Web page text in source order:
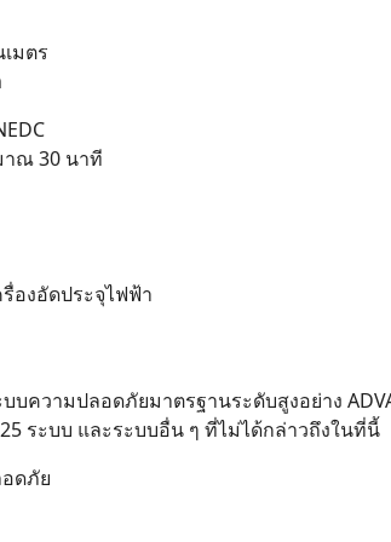
มตร
าณ 30 นาที
องอัดประจุไฟฟ้า
ความปลอดภัยมาตรฐานระดับสูงอย่าง
25 ระบบ และระบบอื่น ๆ ที่ไม่ได้กล่าวถึงในที่นี้
อดภัย